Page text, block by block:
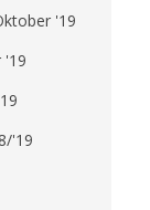
'19
'19
'19